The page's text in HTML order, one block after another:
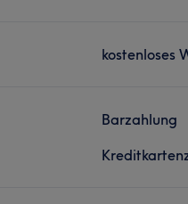
kostenloses
Barzahlung